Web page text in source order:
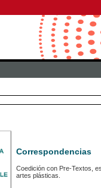
Correspondencias
Coedición con Pre-Textos,
artes plásticas.